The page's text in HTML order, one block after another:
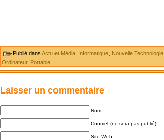
Publié dans Actu et Média Informatique Nouvelle Technologie
Ordinateur, Portable
Laisser un commentaire
Nom
Courriel (ne sera pas publié)
Site Web